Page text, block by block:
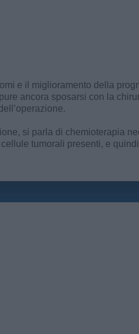
e il miglioramento della
ancora sposarsi con la
si parla di chemioterapia
tumorali presenti, e